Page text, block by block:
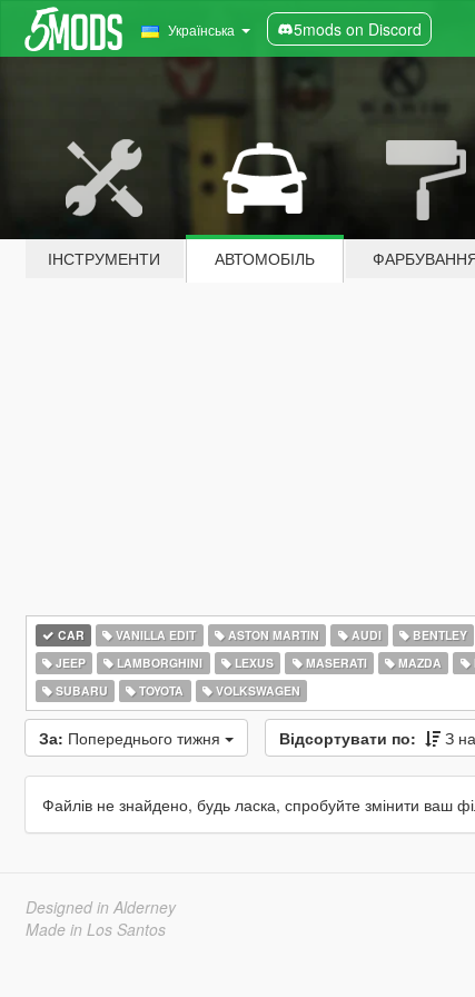
Українська 5mods on Discord
ІНСТРУМЕНТИ АВТОМОБІЛЬ
CAR VANILLA EDIT ASTON MARTIN AUDI BENTLEY
JEEP
LAMBORGHINI LEXUS MASERATI MAZDA
SUBARU
TOYOTA VOLKSWAGEN
За: Попереднього тижня Відсортувати по: З
Файлів не знайдено, будь ласка, спробуйте змінити ваш
Designed in Alderney
Made in Los Santos